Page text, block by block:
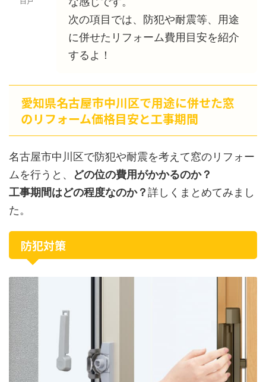
次の項目では、防犯や耐震等、用途
に併せたリフォーム費用目安を紹介
するよ！
愛知県名古屋市中川区で用途に併せた窓
のリフォーム価格目安と工事期間
名古屋市中川区で防犯や耐震を考えて窓のリフォー
ムを行うと、
どの位の費用がかかるのか？
工事期間はどの程度なのか？詳しくまとめてみまし
た。
防犯対策